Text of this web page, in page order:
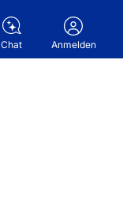
Chat Anmelden